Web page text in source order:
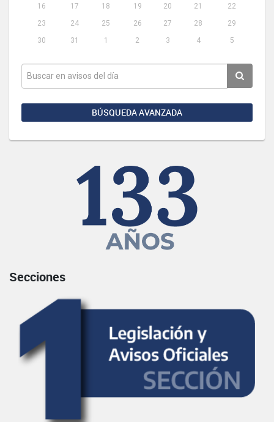
16
17 18 19 20 21
22
23
24 25 26 27 28
29
30
31 1 2 3 4 5
BÚSQUEDA AVANZADA
Secciones